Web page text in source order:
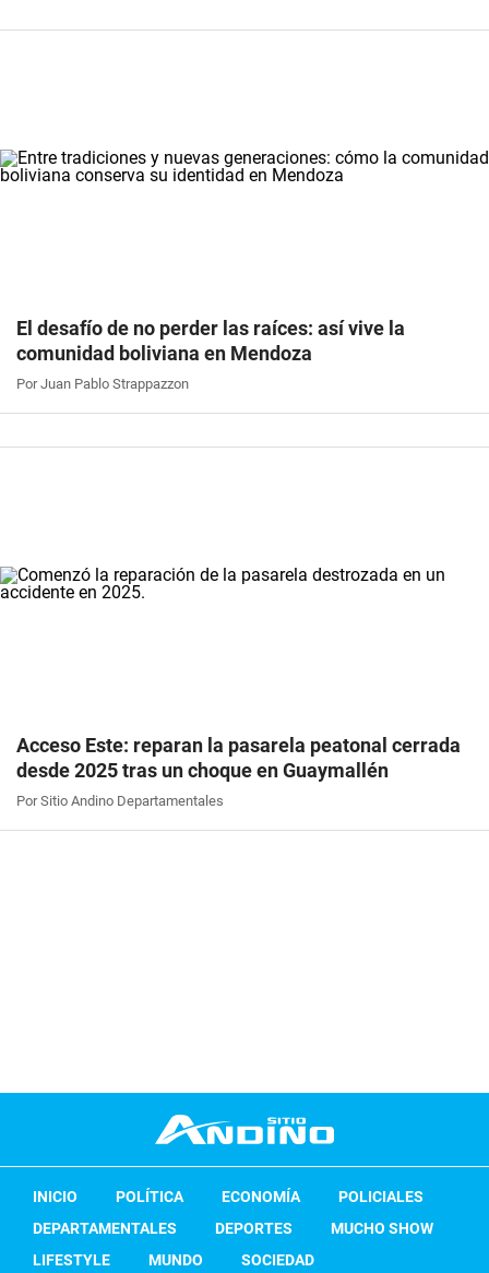
El desafío de no perder las raíces: así vive la
comunidad boliviana en Mendoza
Por Juan Pablo Strappazzon
Acceso Este: reparan la pasarela peatonal cerrada
desde 2025 tras un choque en Guaymallén
Por Sitio Andino Departamentales
INICIO POLÍTICA ECONOMÍA
POLICIALES
DEPARTAMENTALES
DEPORTES
MUCHO SHOW
LIFESTYLE
MUNDO SOCIEDAD